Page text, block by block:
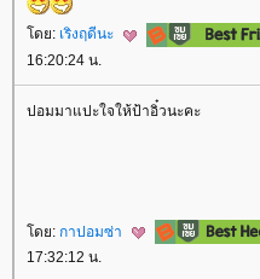
ดย: เริงฤดีนะ
16:20:24 น.
ปอมมาแปะใจให้ป้าอิ๋วนะคะ
ดย: กาปอมซ่า
17:32:12 น.